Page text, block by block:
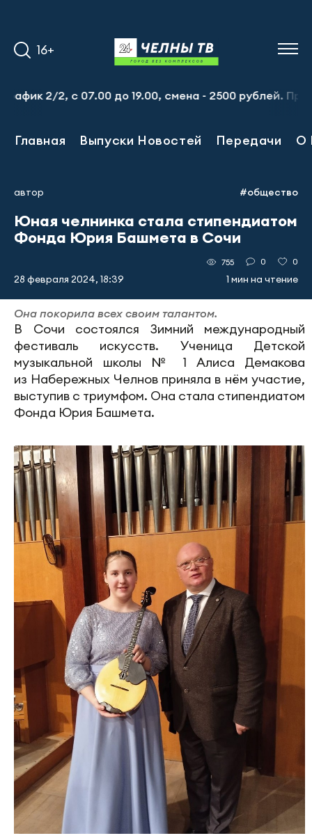
16+
с 07.00 до 19.00, смена - 2500 рублей. Пр-т
Главная Выпуски Новостей Передачи О
автор #общество
Юная челнинка стала стипендиатом
Фонда Юрия Башмета в Сочи
28 февраля 2024, 18:39
755 0 0
1 мин на чтение
Она покорила всех своим талантом.
В Сочи состоялся Зимний международный
фестиваль искусств. Ученица Детской
музыкальной школы № 1 Алиса Демакова
из Набережных Челнов приняла в нём участие,
выступив с триумфом. Она стала стипендиатом
Фонда Юрия Башмета.